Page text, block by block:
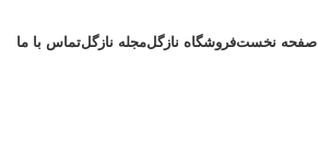
صفحه نخستفروشگاه نازگلمجله نازگلتماس با ما